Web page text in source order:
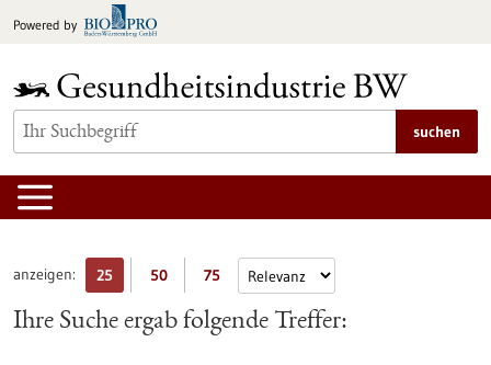
Inhalt
Powered by
suchen
anzeigen: 25 50 75
Ihre Suche ergab folgende Treffer: